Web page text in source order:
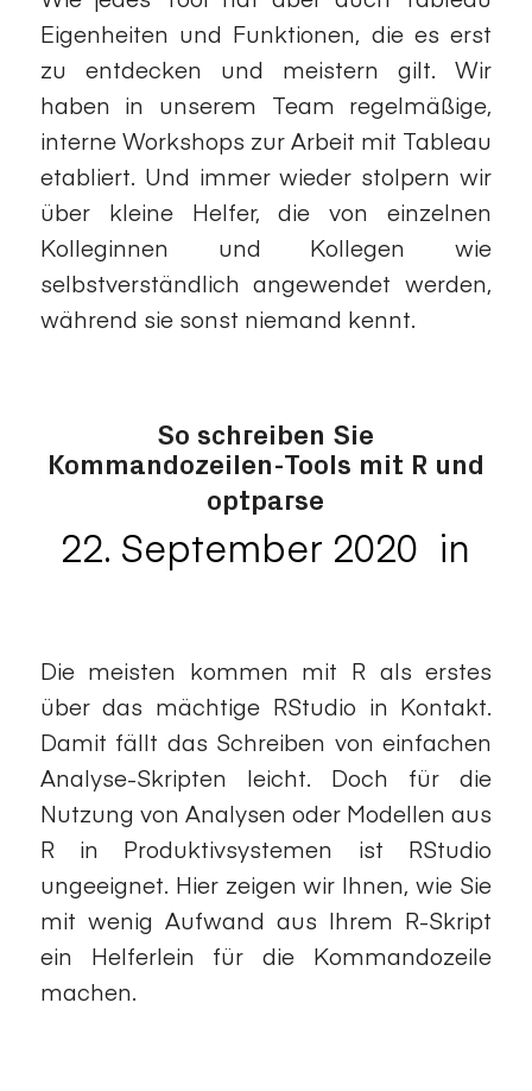
Eigenheiten und Funktionen, die es erst
zu entdecken und meistern gilt. Wir
haben in unserem Team regelmäßige,
interne Workshops zur Arbeit mit Tableau
etabliert. Und immer wieder stolpern wir
über kleine Helfer, die von einzelnen
Kolleginnen und Kollegen wie
selbstverständlich angewendet werden,
während sie sonst niemand kennt.
So schreiben Sie
Kommandozeilen-Tools mit R und
optparse
22. September 2020 in
Die meisten kommen mit R als erstes
über das mächtige RStudio in Kontakt.
Damit fällt das Schreiben von einfachen
Analyse-Skripten leicht. Doch für die
Nutzung von Analysen oder Modellen aus
R in Produktivsystemen ist RStudio
ungeeignet. Hier zeigen wir Ihnen, wie Sie
mit wenig Aufwand aus Ihrem R-Skript
ein Helferlein für die Kommandozeile
machen.